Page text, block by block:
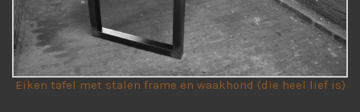
Eiken tafel met stalen frame en waakhond (die heel lief is)